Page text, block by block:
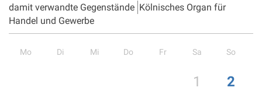
damit verwandte Gegenstände Kölnisches Organ für
Handel und Gewerbe
Mo Di Mi Do Fr Sa So
1 2